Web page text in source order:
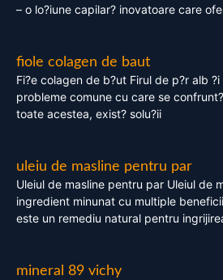
– o lo?iune capilar? inovatoare care
fiole colagen de baut
Fi?e colagen de b?ut Firul de p?r alb
probleme comune cu care se
toate acestea, exist? solu?ii
uleiu de masline pentru par
Uleiul de masline pentru par Uleiul de
ingredient minunat cu multiple
este un remediu natural pentru
mineral 89 vichy